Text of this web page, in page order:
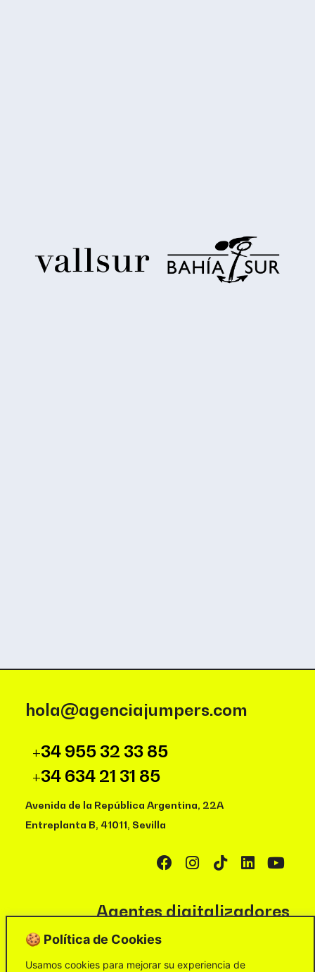
🍪 Política de Cookies
Usamos cookies para mejorar su experiencia de
hola@agenciajumpers.com
+34 955 32 33 85
+34 634 21 31 85
Avenida de la República Argentina, 22A
Entreplanta B, 41011, Sevilla
Agentes digitalizadores
Política de Cookies
Política de Privacidad